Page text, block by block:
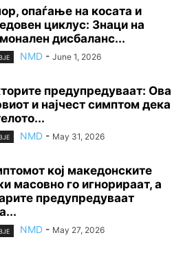
опаѓање на косата и
циклус: Знаци на
дисбаланс...
NMD - June 1, 2026
предупредуваат: Ова
и најчест симптом дека
NMD - May 31, 2026
кој македонските
масовно го игнорираат, а
предупредуваат
NMD - May 27, 2026